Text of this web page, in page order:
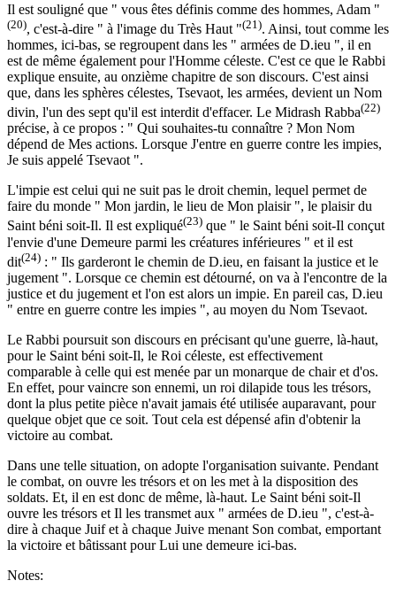
Il est souligné que " vous êtes définis comme des hommes, Adam "
(20), c'est-à-dire " à l'image du Très Haut "(21). Ainsi, tout comme les
hommes, ici-bas, se regroupent dans les " armées de D.ieu ", il en
est de même également pour l'Homme céleste. C'est ce que le Rabbi
explique ensuite, au onzième chapitre de son discours. C'est ainsi
que, dans les sphères célestes, Tsevaot, les armées, devient un Nom
divin, l'un des sept qu'il est interdit d'effacer. Le Midrash Rabba(22)
précise, à ce propos : " Qui souhaites-tu connaître ? Mon Nom
dépend de Mes actions. Lorsque J'entre en guerre contre les impies,
Je suis appelé Tsevaot ".
L'impie est celui qui ne suit pas le droit chemin, lequel permet de
faire du monde " Mon jardin, le lieu de Mon plaisir ", le plaisir du
Saint béni soit-Il. Il est expliqué(23) que " le Saint béni soit-Il conçut
l'envie d'une Demeure parmi les créatures inférieures " et il est
dit(24) : " Ils garderont le chemin de D.ieu, en faisant la justice et le
jugement ". Lorsque ce chemin est détourné, on va à l'encontre de la
justice et du jugement et l'on est alors un impie. En pareil cas, D.ieu
" entre en guerre contre les impies ", au moyen du Nom Tsevaot.
Le Rabbi poursuit son discours en précisant qu'une guerre, là-haut,
pour le Saint béni soit-Il, le Roi céleste, est effectivement
comparable à celle qui est menée par un monarque de chair et d'os.
En effet, pour vaincre son ennemi, un roi dilapide tous les trésors,
dont la plus petite pièce n'avait jamais été utilisée auparavant, pour
quelque objet que ce soit. Tout cela est dépensé afin d'obtenir la
victoire au combat.
Dans une telle situation, on adopte l'organisation suivante. Pendant
le combat, on ouvre les trésors et on les met à la disposition des
soldats. Et, il en est donc de même, là-haut. Le Saint béni soit-Il
ouvre les trésors et Il les transmet aux " armées de D.ieu ", c'est-à-
dire à chaque Juif et à chaque Juive menant Son combat, emportant
la victoire et bâtissant pour Lui une demeure ici-bas.
Notes: